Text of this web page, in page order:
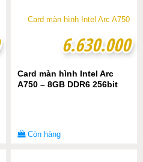
6.630.000
6.630.000
Card màn hình Intel Arc
A750 – 8GB DDR6 256bit
Còn hàng